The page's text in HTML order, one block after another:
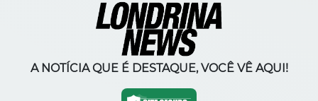
A NOTÍCIA QUE É DESTAQUE, VOCÊ VÊ AQUI!